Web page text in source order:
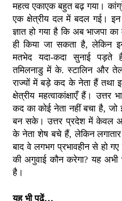
महत्व एकाएक बहुत बढ़ गया।
एक क्षेत्रीय दल में बदल गई। इन
ज्ञात हो गया है कि अब भाजपा
ही किया जा सकता है, लेकिन
मतभेद यदा-कदा सुनाई पड़ते
तमिलनाडु में के. स्टालिन और
राज्यों में बड़े कद के नेता हैं तथा
क्षेत्रीय महत्वाकांक्षाएँ हैं।
कद का कोई नेता नहीं बचा है,
बन सके। उत्तर प्रदेश में केवल
के नेता शेष बचे हैं, लेकिन लगातार
बाद वे लगभग प्रभावहीन से हो गए
की अगुवाई कौन करेगा? यह अभी
है।
यह भी पढ़ें…